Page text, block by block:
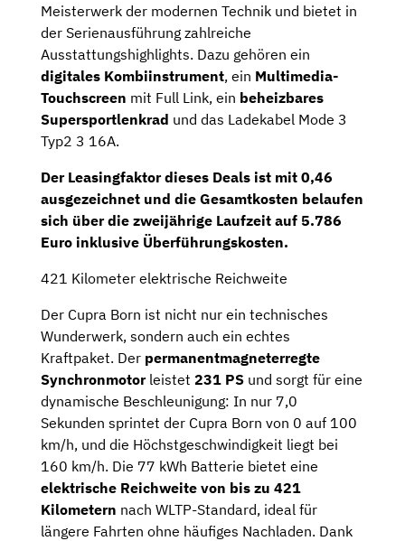
Meisterwerk der modernen Technik und bietet in
der Serienausführung zahlreiche
Ausstattungshighlights. Dazu gehören ein
digitales Kombiinstrument, ein Multimedia-
Touchscreen mit Full Link, ein beheizbares
Supersportlenkrad und das Ladekabel Mode 3
Typ2 3 16A.
Der Leasingfaktordieses Deals ist mit 0,46
ausgezeichnet und die Gesamtkosten belaufen
sich über die zweijährige Laufzeit auf 5.786
Euro inklusive Überführungskosten.
421 Kilometer elektrische Reichweite
Der Cupra Born ist nicht nur ein technisches
Wunderwerk, sondern auch ein echtes
Kraftpaket. Der permanentmagneterregte
Synchronmotorleistet 231 PS und sorgt für eine
dynamische Beschleunigung: In nur 7,0
Sekunden sprintet der Cupra Born von 0 auf 100
km/h, und die Höchstgeschwindigkeit liegt bei
160 km/h. Die 77 kWh Batterie bietet eine
elektrische Reichweite von bis zu 421
Kilometern nach WLTP-Standard, ideal für
längere Fahrten ohne häufiges Nachladen. Dank